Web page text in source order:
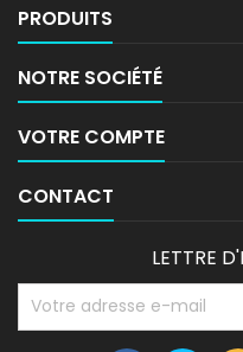
PRODUITS
NOTRE SOCIÉTÉ
VOTRE COMPTE
CONTACT
LETTRE